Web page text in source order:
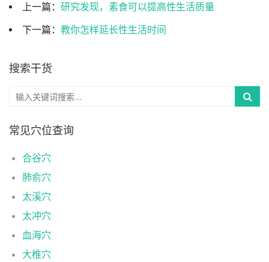
上一篇： 研究发现，素食可以提高性生活质量
下一篇： 教你怎样延长性生活时间
搜索干货
常见穴位查询
合谷穴
肺俞穴
太溪穴
太冲穴
血海穴
大椎穴